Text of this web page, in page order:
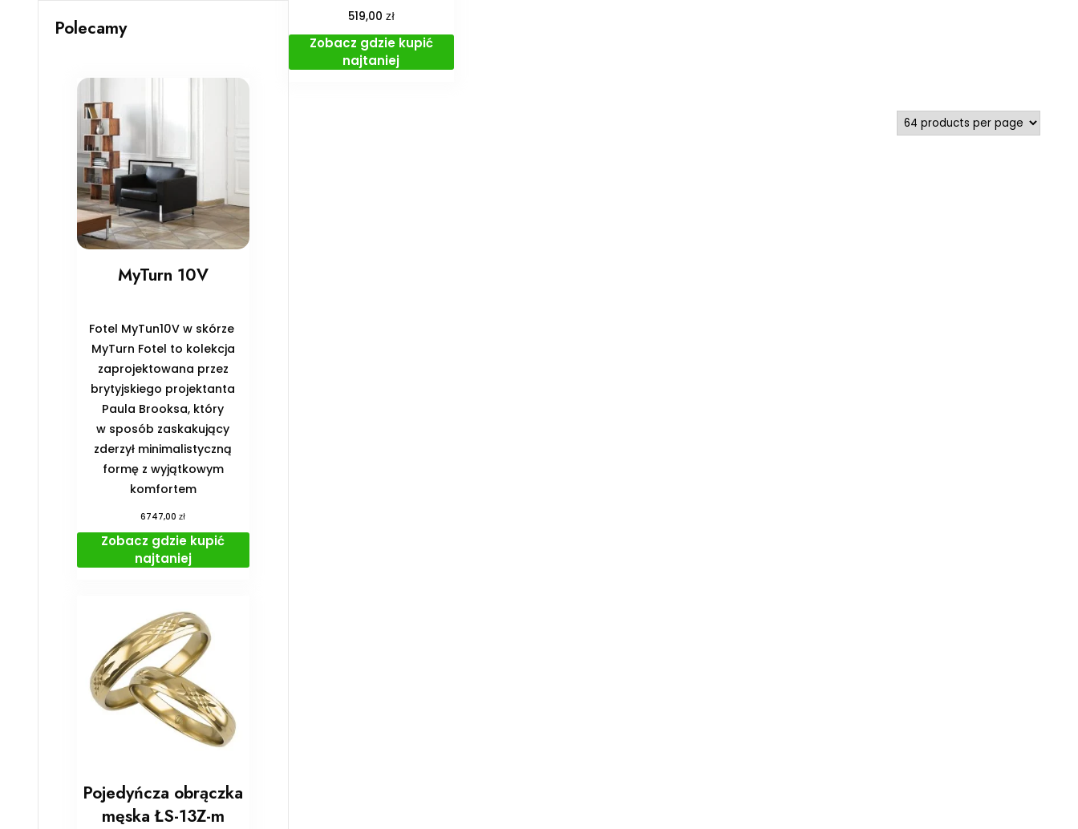
519,00 zł
Zobacz gdzie kupić
najtaniej
Polecamy
MyTurn 10V
Fotel MyTun10V w skórze
MyTurn Fotel to kolekcja
zaprojektowana przez
brytyjskiego projektanta
Paula Brooksa, który
w sposób zaskakujący
zderzył minimalistyczną
formę z wyjątkowym
komfortem
6747,00zł
Zobacz gdzie kupić
najtaniej
Pojedyńcza obrączka
męska ŁS-13Z-m